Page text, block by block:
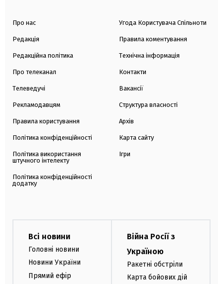
Про нас
Редакція
Редакційна політика
Про телеканал
Телеведучі
Рекламодавцям
Правила користування
Політика конфіденційності
Політика використання
штучного інтелекту
Політика конфіденційності
додатку
Угода Користувача Спільноти
Правила коментування
Технічна інформація
Контакти
Вакансії
Структура власності
Архів
Карта сайту
Ігри
Всі новини
Головні новини
Новини України
Прямий ефір
Війна Росії з
Україною
Ракетні обстріли
Карта бойових дій